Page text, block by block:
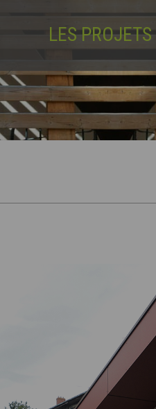
LES PROJETS